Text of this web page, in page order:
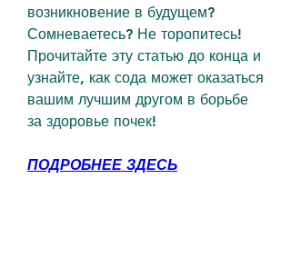
возникновение в будущем?
Сомневаетесь? Не торопитесь!
Прочитайте эту статью до конца и
узнайте, как сода может оказаться
вашим лучшим другом в борьбе
за здоровье почек!
ПОДРОБНЕЕ ЗДЕСЬ